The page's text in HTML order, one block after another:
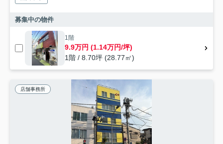
募集中の物件
1階
9.9万円 (1.14万円/坪)
1階 / 8.70坪 (28.77㎡)
店舗事務所